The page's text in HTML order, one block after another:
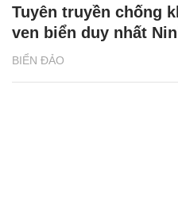
BIỂN ĐẢO
Tuyên truyền chống
ven biển duy nhất